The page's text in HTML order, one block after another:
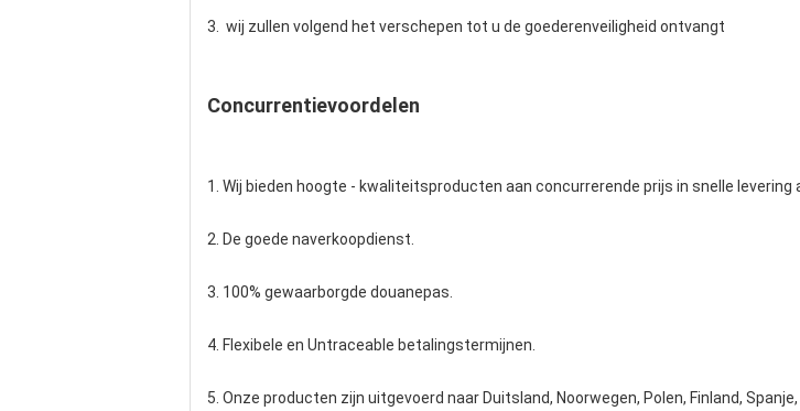
3. wij zullen volgend het verschepen tot u de goederenveiligheid ontvangt
Concurrentievoordelen
1. Wij bieden hoogte - kwaliteitsproducten aan concurrerende prijs in snelle levering
2. De goede naverkoopdienst.
3. 100% gewaarborgde douanepas.
4. Flexibele en Untraceable betalingstermijnen.
5. Onze producten zijn uitgevoerd naar Duitsland, Noorwegen, Polen, Finland, Spanje,